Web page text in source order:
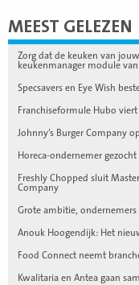
MEEST GELEZEN
Zorg dat de keuken van
keukenmanager module
Specsavers en Eye Wish
Franchiseformule Hubo
Johnny’s Burger Company
Horeca-ondernemer
Freshly Chopped sluit
Company
Grote ambitie,
Anouk Hoogendijk: Het
Food Connect neemt
Kwalitaria en Antea gaan